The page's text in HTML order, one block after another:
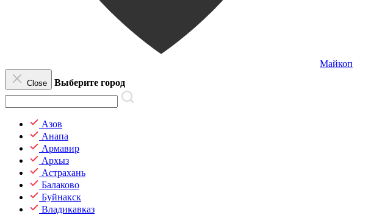
Майкоп
Close Выберите город
Азов
Анапа
Армавир
Архыз
Астрахань
Балаково
Буйнакск
Владикавказ